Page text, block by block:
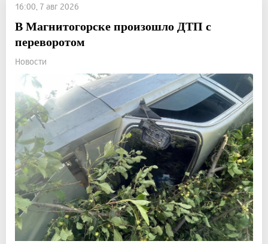
16:00, 7 авг 2026
В Магнитогорске произошло ДТП с
переворотом
Новости